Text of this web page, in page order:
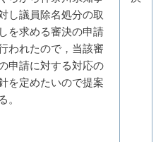
し議員除名処分の取
を求める審決の申請
われたので，当該審
申請に対する対応の
を定めたいので提案
。